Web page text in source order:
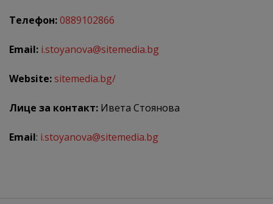
Телефон:0889102866
Email: i.stoyanova@sitemedia.bg
Website:sitemedia.bg/
Лице за контакт: Ивета Стоянова
Email: i.stoyanova@sitemedia.bg